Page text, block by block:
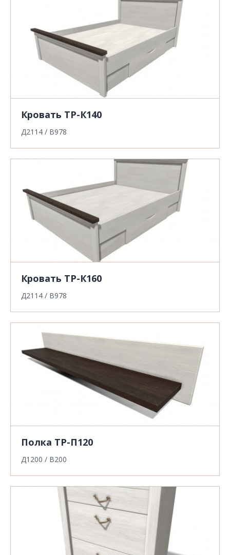
Кровать ТР-К140
Д2114 / В978
Кровать ТР-К160
Д2114 / В978
Полка ТР-П120
Д1200 / В200